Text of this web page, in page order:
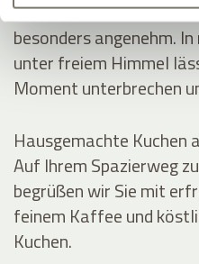
Auf der Gartenterrasse
besonders angenehm.
unter freiem Himmel
Moment unterbrechen
Hausgemachte Kuchen
Auf Ihrem Spazierweg
begrüßen wir Sie mit
feinem Kaffee und
Kuchen.